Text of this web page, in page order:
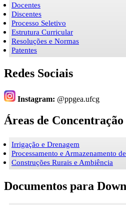
Docentes
Discentes
Processo Seletivo
Estrutura Curricular
Resoluções e Normas
Patentes
Redes Sociais
Instagram: @ppgea.ufcg
Áreas de Concentração
Irrigação e Drenagem
Processamento e Armazenamento
Construções Rurais e Ambiência
Documentos para